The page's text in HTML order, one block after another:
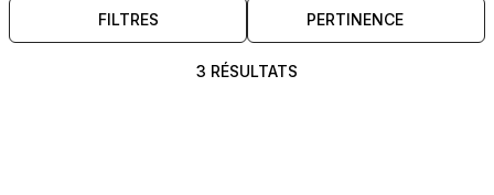
FILTRES PERTINENCE
3 RÉSULTATS